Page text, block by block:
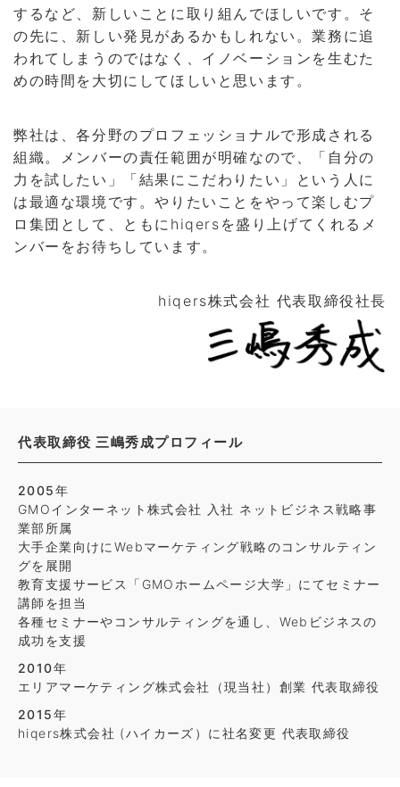
するなど、新しいことに取り組んでほしいです。そ
の先に、新しい発見があるかもしれない。業務に追
われてしまうのではなく、イノベーションを生むた
めの時間を大切にしてほしいと思います。
弊社は、各分野のプロフェッショナルで形成される
組織。メンバーの責任範囲が明確なので、「自分の
力を試したい」「結果にこだわりたい」という人に
は最適な環境です。やりたいことをやって楽しむプ
ロ集団として、ともにhiqersを盛り上げてくれるメ
ンバーをお待ちしています。
hiqers株式会社 代表取締役社長
代表取締役 三嶋秀成プロフィール
2005年
GMOインターネット株式会社 入社 ネットビジネス戦略事
業部所属
大手企業向けにWebマーケティング戦略のコンサルティン
グを展開
教育支援サービス「GMOホームページ大学」にてセミナー
講師を担当
各種セミナーやコンサルティングを通し、Webビジネスの
成功を支援
2010年
エリアマーケティング株式会社（現当社）創業 代表取締役
2015年
hiqers株式会社 (ハイカーズ）に社名変更 代表取締役